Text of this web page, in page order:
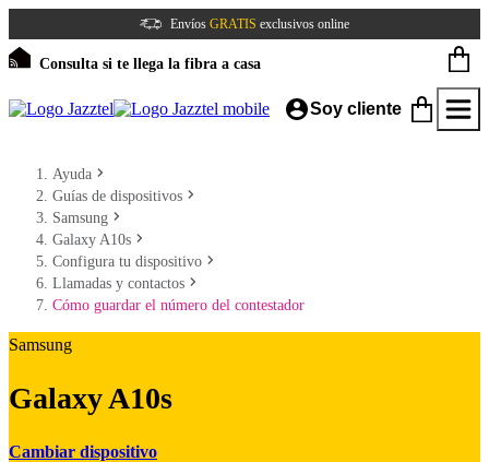
Envíos GRATIS exclusivos online
Consulta si te llega la fibra a casa
Soy cliente
Ayuda
Guías de dispositivos
Samsung
Galaxy A10s
Configura tu dispositivo
Llamadas y contactos
Cómo guardar el número del contestador
Samsung
Galaxy A10s
Cambiar dispositivo